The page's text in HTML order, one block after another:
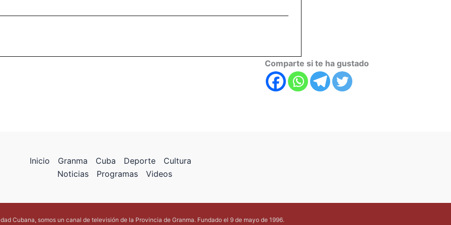
Comparte si te ha gustado
Inicio Granma Cuba Deporte
Cultura
Noticias
Programas Videos
Cubana, somos un canal de televisión de la Provincia de Granma. Fundado el 9 de mayo de 1996.